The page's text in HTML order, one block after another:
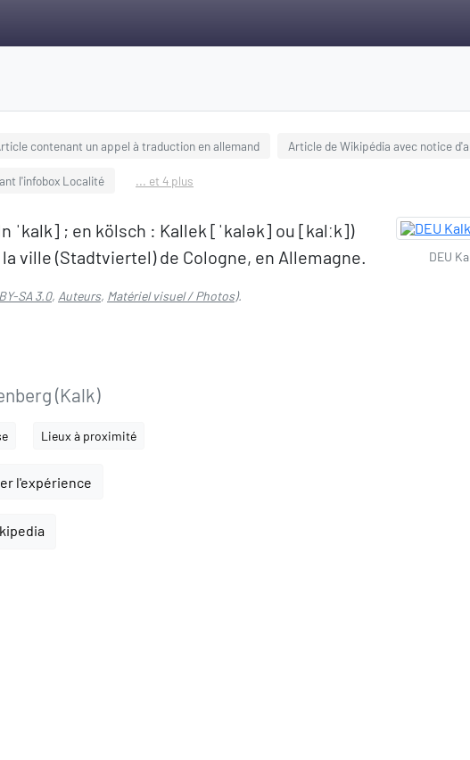
contenant un appel à traduction en allemand Article de Wikipédia avec notice
l'infobox Localité ... et 4 plus
ˈkalk] ; en kölsch : Kallek [ˈkalək] ou [kalːk])
ville (Stadtviertel) de Cologne, en Allemagne.
SA 3.0, Auteurs, Matériel visuel / Photos).
(Kalk)
Lieux à proximité
l'expérience
DEU